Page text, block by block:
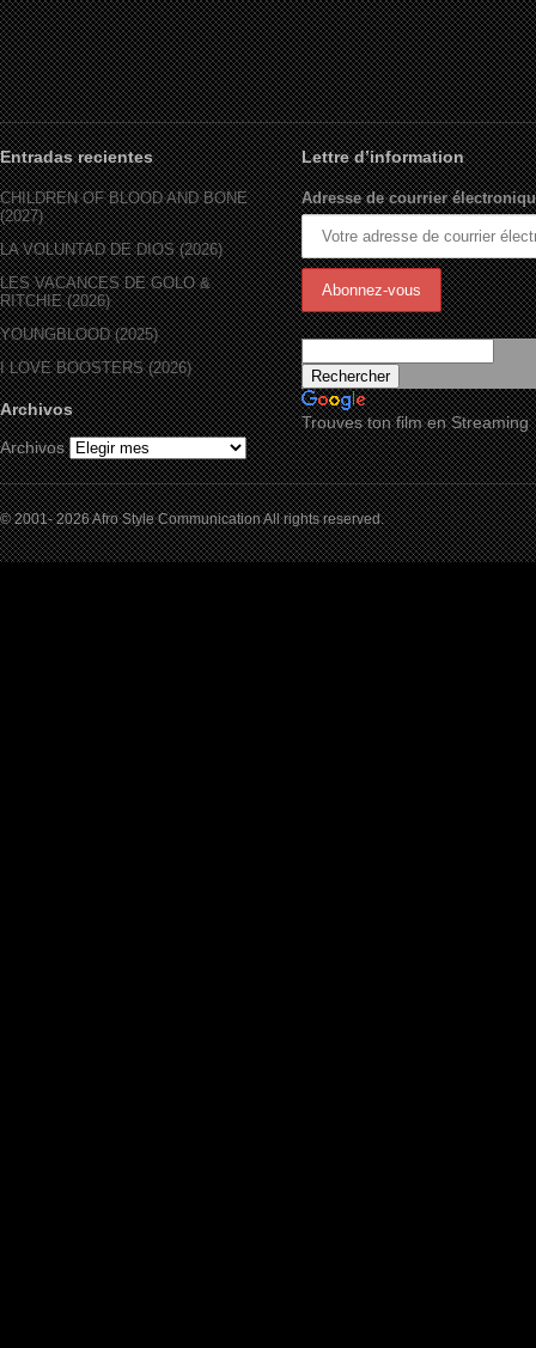
Entradas recientes
CHILDREN OF BLOOD AND BONE
(2027)
LA VOLUNTAD DE DIOS (2026)
LES VACANCES DE GOLO &
RITCHIE (2026)
YOUNGBLOOD (2025)
I LOVE BOOSTERS (2026)
Archivos
Archivos
Lettre d’information
Adresse de courrier
Trouves ton film en Streaming
© 2001- 2026 Afro Style Communication All rights reserved.